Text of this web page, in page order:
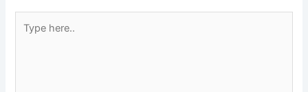
here..